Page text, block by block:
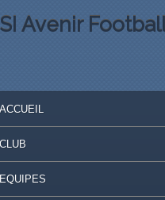
Avenir
MASQUER LA NAVIGATION
MASQUER LA NAVIGATION
ACCUEIL
CLUB
EQUIPES